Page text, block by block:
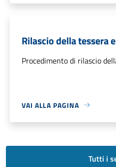
Rilascio della tessera
Procedimento di rilascio
VAI ALLA PAGINA
Tutti i